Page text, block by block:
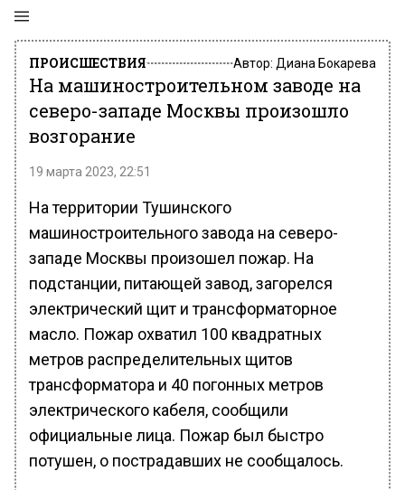
ПРОИСШЕСТВИЯ Автор: Диана Бокарева
На машиностроительном заводе на
северо-западе Москвы произошло
возгорание
19 марта 2023, 22:51
На территории Тушинского
машиностроительного завода на северо-
западе Москвы произошел пожар. На
подстанции, питающей завод, загорелся
электрический щит и трансформаторное
масло. Пожар охватил 100 квадратных
метров распределительных щитов
трансформатора и 40 погонных метров
электрического кабеля, сообщили
официальные лица. Пожар был быстро
потушен, о пострадавших не сообщалось.